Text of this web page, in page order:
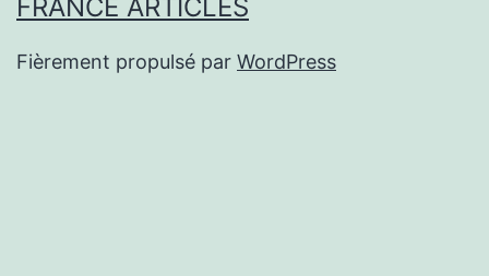
FRANCE ARTICLES
Fièrement propulsé par WordPress